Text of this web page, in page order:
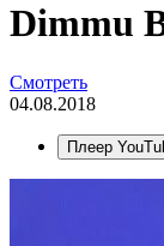
Dimmu
Смотреть
04.08.2018
Плеер